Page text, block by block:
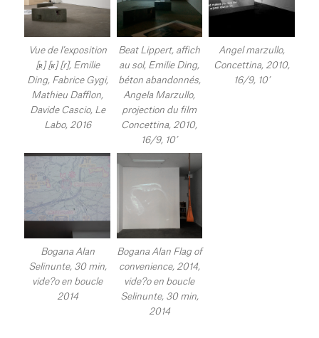
Vue de l’exposition
[ʀ] [ʁ] [r], Emilie
Ding, Fabrice Gygi,
Mathieu Dafflon,
Davide Cascio, Le
Labo, 2016
Beat Lippert, affich
au sol, Emilie Ding,
béton abandonnés,
Angela Marzullo,
projection du film
Concettina, 2010,
16/9, 10’
Angel marzullo,
Concettina, 2010,
16/9, 10’
Bogana Alan
Selinunte, 30 min,
vide?o en boucle
2014
Bogana Alan Flag of
convenience, 2014,
vide?o en boucle
Selinunte, 30 min,
2014